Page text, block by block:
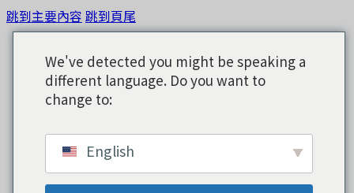
跳到主要內容 跳到頁尾
We've detected you might be speaking a
different language. Do you want to
change to:
English